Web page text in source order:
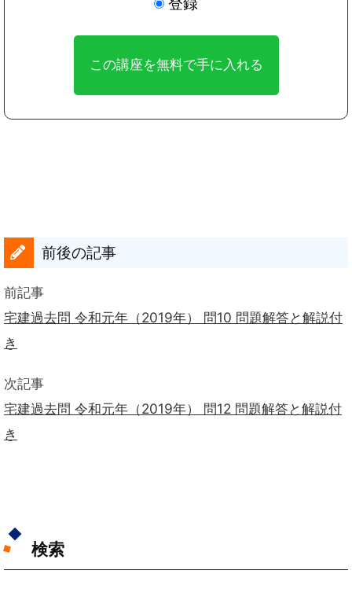
前後の記事
前記事
宅建過去問 令和元年（2019年） 問10 問題解答と解説付
き
次記事
宅建過去問 令和元年（2019年） 問12 問題解答と解説付
き
検索